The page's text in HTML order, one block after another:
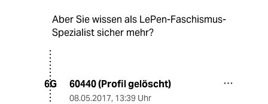
Aber Sie wissen als LePen-Faschismus-
Spezialist sicher mehr?
6G 60440 (Profil gelöscht)
08.05.2017, 13:39 Uhr